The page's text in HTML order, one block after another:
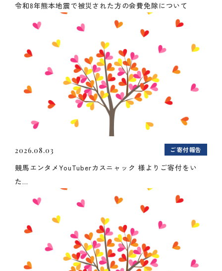
令和8年熊本地震で被災された方の会費免除について
2026.08.03 ご寄付報告
競馬エンタメYouTuberカスニャック 様よりご寄付をい
た...